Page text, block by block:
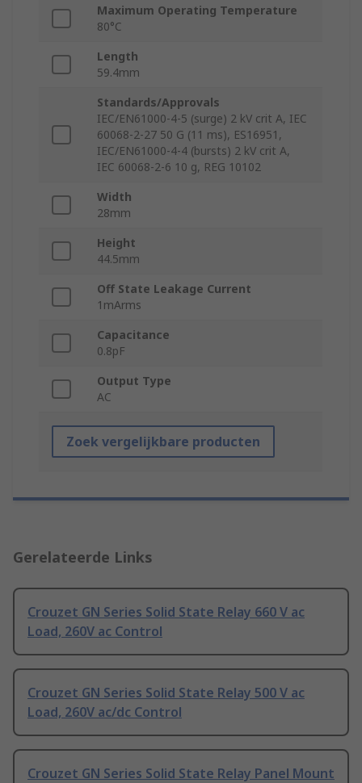
Maximum Operating Temperature
80°C
Length
59.4mm
Standards/Approvals
IEC/EN61000-4-5 (surge) 2 kV crit A, IEC
60068-2-27 50 G (11 ms), ES16951,
IEC/EN61000-4-4 (bursts) 2 kV crit A,
IEC 60068-2-6 10 g, REG 10102
Width
28mm
Height
44.5mm
Off State Leakage Current
1mArms
Capacitance
0.8pF
Output Type
AC
Zoek vergelijkbare producten
Gerelateerde Links
Crouzet GN Series Solid State Relay 660 V ac
Load, 260V ac Control
Crouzet GN Series Solid State Relay 500 V ac
Load, 260V ac/dc Control
Crouzet GN Series Solid State Relay Panel Mount